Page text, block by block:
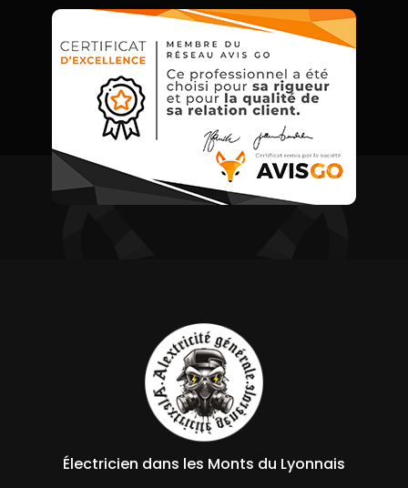
Électricien dans les Monts du Lyonnais